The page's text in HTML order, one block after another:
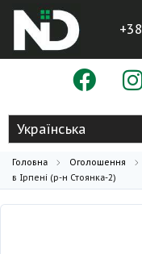
+38
Українська
Головна Оголошення
в Ірпені (р-н Стоянка-2)